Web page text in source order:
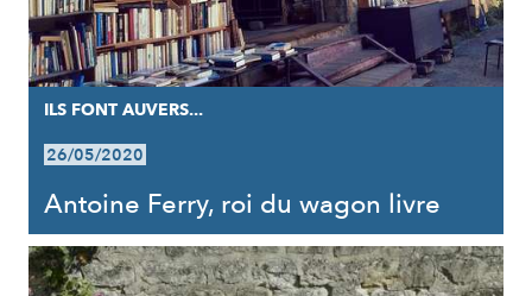
ILS FONT AUVERS...
26/05/2020
Antoine Ferry, roi du wagon livre